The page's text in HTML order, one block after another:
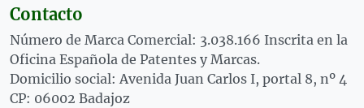
Contacto
Número de Marca Comercial: 3.038.166 Inscrita en la
Oficina Española de Patentes y Marcas.
Domicilio social: Avenida Juan Carlos I, portal 8, nº 4
CP: 06002 Badajoz